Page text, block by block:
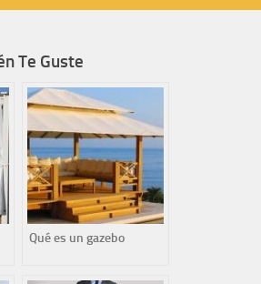
Te Guste
Qué es un gazebo